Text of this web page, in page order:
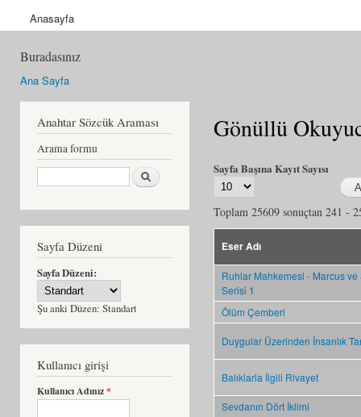
Anasayfa
Buradasınız
Ana Sayfa
Anahtar Sözcük Araması
Arama formu
Ara
Sayfa Düzeni
Sayfa Düzeni:
Şu anki Düzen: Standart
Kullanıcı girişi
Kullanıcı Adınız*
Gönüllü
Sayfa Başına Kayıt Sayısı
Toplam 25609 sonuçtan 241 -
Eser Adı
Ruhlar Mahkemesi - Marcus ve
Serisi 1
Ölüm Çemberi
Duygular Üzerinden İnsanlık
Balıklarla İlgili Rivayet
Sevdanın Dört İklimi